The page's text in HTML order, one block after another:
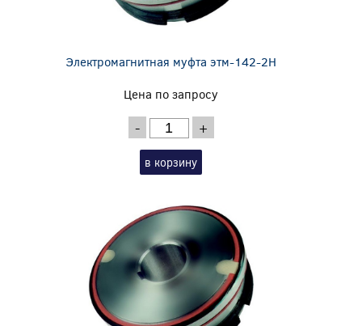
Электромагнитная муфта этм-142-2Н
Цена по запросу
- +
в корзину